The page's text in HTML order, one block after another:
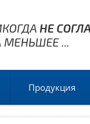
Продукция